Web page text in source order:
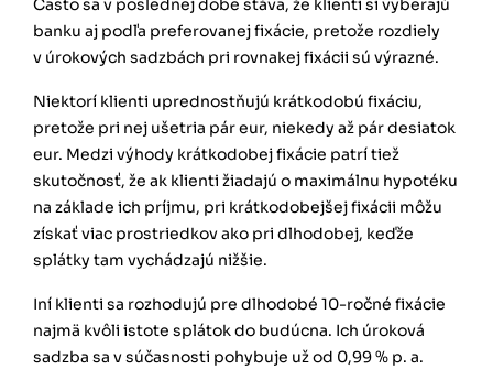
Často sa v poslednej dobe stáva, že klienti si vyberajú
banku aj podľa preferovanej fixácie, pretože rozdiely
v úrokových sadzbách pri rovnakej fixácii sú výrazné.
Niektorí klienti uprednostňujú krátkodobú fixáciu,
pretože pri nej ušetria pár eur, niekedy až pár desiatok
eur. Medzi výhody krátkodobej fixácie patrí tiež
skutočnosť, že ak klienti žiadajú o maximálnu hypotéku
na základe ich príjmu, pri krátkodobejšej fixácii môžu
získať viac prostriedkov ako pri dlhodobej, keďže
splátky tam vychádzajú nižšie.
Iní klienti sa rozhodujú pre dlhodobé 10-ročné fixácie
najmä kvôli istote splátok do budúcna. Ich úroková
sadzba sa v súčasnosti pohybuje už od 0,99 % p. a.